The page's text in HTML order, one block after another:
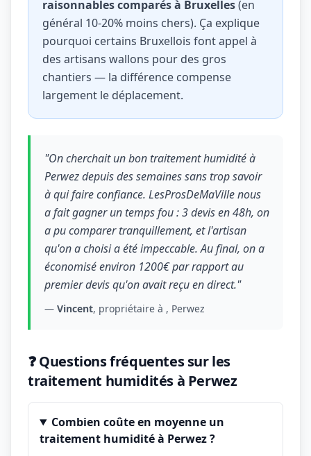
raisonnables comparés à Bruxelles(en
général 10-20% moins chers). Ça explique
pourquoi certains Bruxellois font appel à
des artisans wallons pour des gros
chantiers — la différence compense
largement le déplacement.
"On cherchait un bon traitement humidité à
Perwez depuis des semaines sans trop savoir
à qui faire confiance. LesProsDeMaVille nous
a fait gagner un temps fou : 3 devis en 48h, on
a pu comparer tranquillement, et l'artisan
qu'on a choisi a été impeccable. Au final, on a
économisé environ 1200€ par rapport au
premier devis qu'on avait reçu en direct."
— Vincent, propriétaire à , Perwez
❓ Questions fréquentes sur les
traitement humidités à Perwez
Combien coûte en moyenne un
traitement humidité à Perwez ?